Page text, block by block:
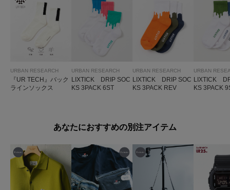
URBAN RESEARCH
『UR TECH』バック
ラインソックス
URBAN RESEARCH
LIXTICK DRIP SOC
KS 3PACK 6ST
URBAN RESEARCH
LIXTICK DRIP SOC
KS 3PACK REV
URBAN
LIXTICK
KS 3PACK
あなたにおすすめの別注アイテム